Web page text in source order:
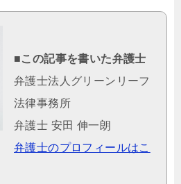
■この記事を書いた弁護士
弁護士法人グリーンリーフ
法律事務所
弁護士 安田 伸一朗
弁護士のプロフィールはこ